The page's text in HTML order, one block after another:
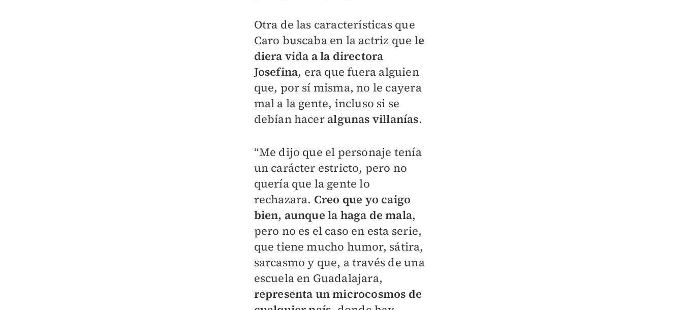
Otra de las características que
Caro buscaba en la actriz que le
diera vida a la directora
Josefina, era que fuera alguien
que, por sí misma, no le cayera
mal a la gente, incluso si se
debían hacer algunas villanías.
“Me dijo que el personaje tenía
un carácter estricto, pero no
quería que la gente lo
rechazara. Creo que yo caigo
bien, aunque la haga de mala,
pero no es el caso en esta serie,
que tiene mucho humor, sátira,
sarcasmo y que, a través de una
escuela en Guadalajara,
representa un microcosmos de